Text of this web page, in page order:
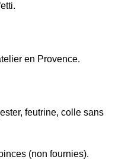
en Provence.
feutrine, colle sans
(non fournies).